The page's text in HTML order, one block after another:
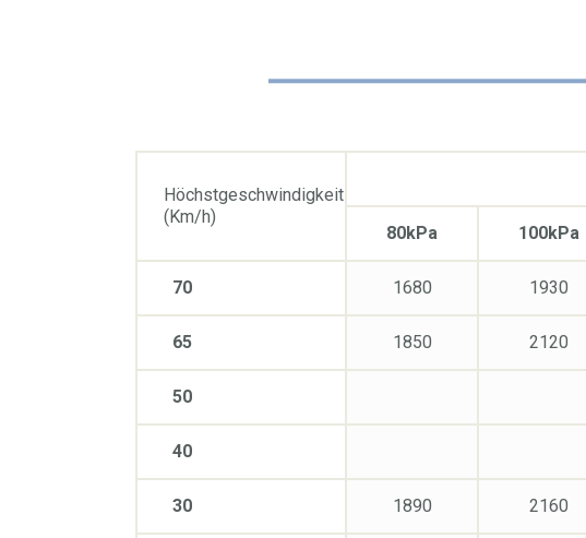
Höchstgeschwindigkeit
(Km/h)
70
65
50
40
30
80kPa
1680
1850
1890
100kPa
1930
2120
2160